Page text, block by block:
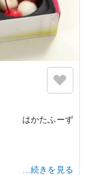
はかたふーず
…続きを見る